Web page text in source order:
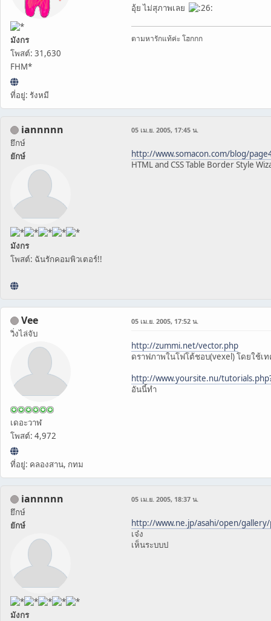
มังกร
โพสต์: 31,630
FHM*
ที่อยู่: รังหมี
อุ้ย ไม่สุภาพเลย
ตามหารักแท้ค่ะ โฮกกก
iannnnn
ยึกษ์
ยักษ์
มังกร
โพสต์: ฉันรักคอมพิวเตอร์!!
05 เม.ย. 2005, 17:45 น.
http://www.somacon.com/blog/
HTML and CSS Table Border Style
Vee
วิ่งไล่จับ
เดอะวาฬ
โพสต์: 4,972
ที่อยู่: คลองสาน, กทม
05 เม.ย. 2005, 17:52 น.
http://zummi.net/vector.php
ดราฟภาพในโฟโต้ชอบ(vexel) โดยใช้เ
http://www.yoursite.nu/
อันนี้ทำ
iannnnn
ยึกษ์
ยักษ์
มังกร
05 เม.ย. 2005, 18:37 น.
http://www.ne.jp/asahi/open/
เจ๋ง
เห็นระบบป